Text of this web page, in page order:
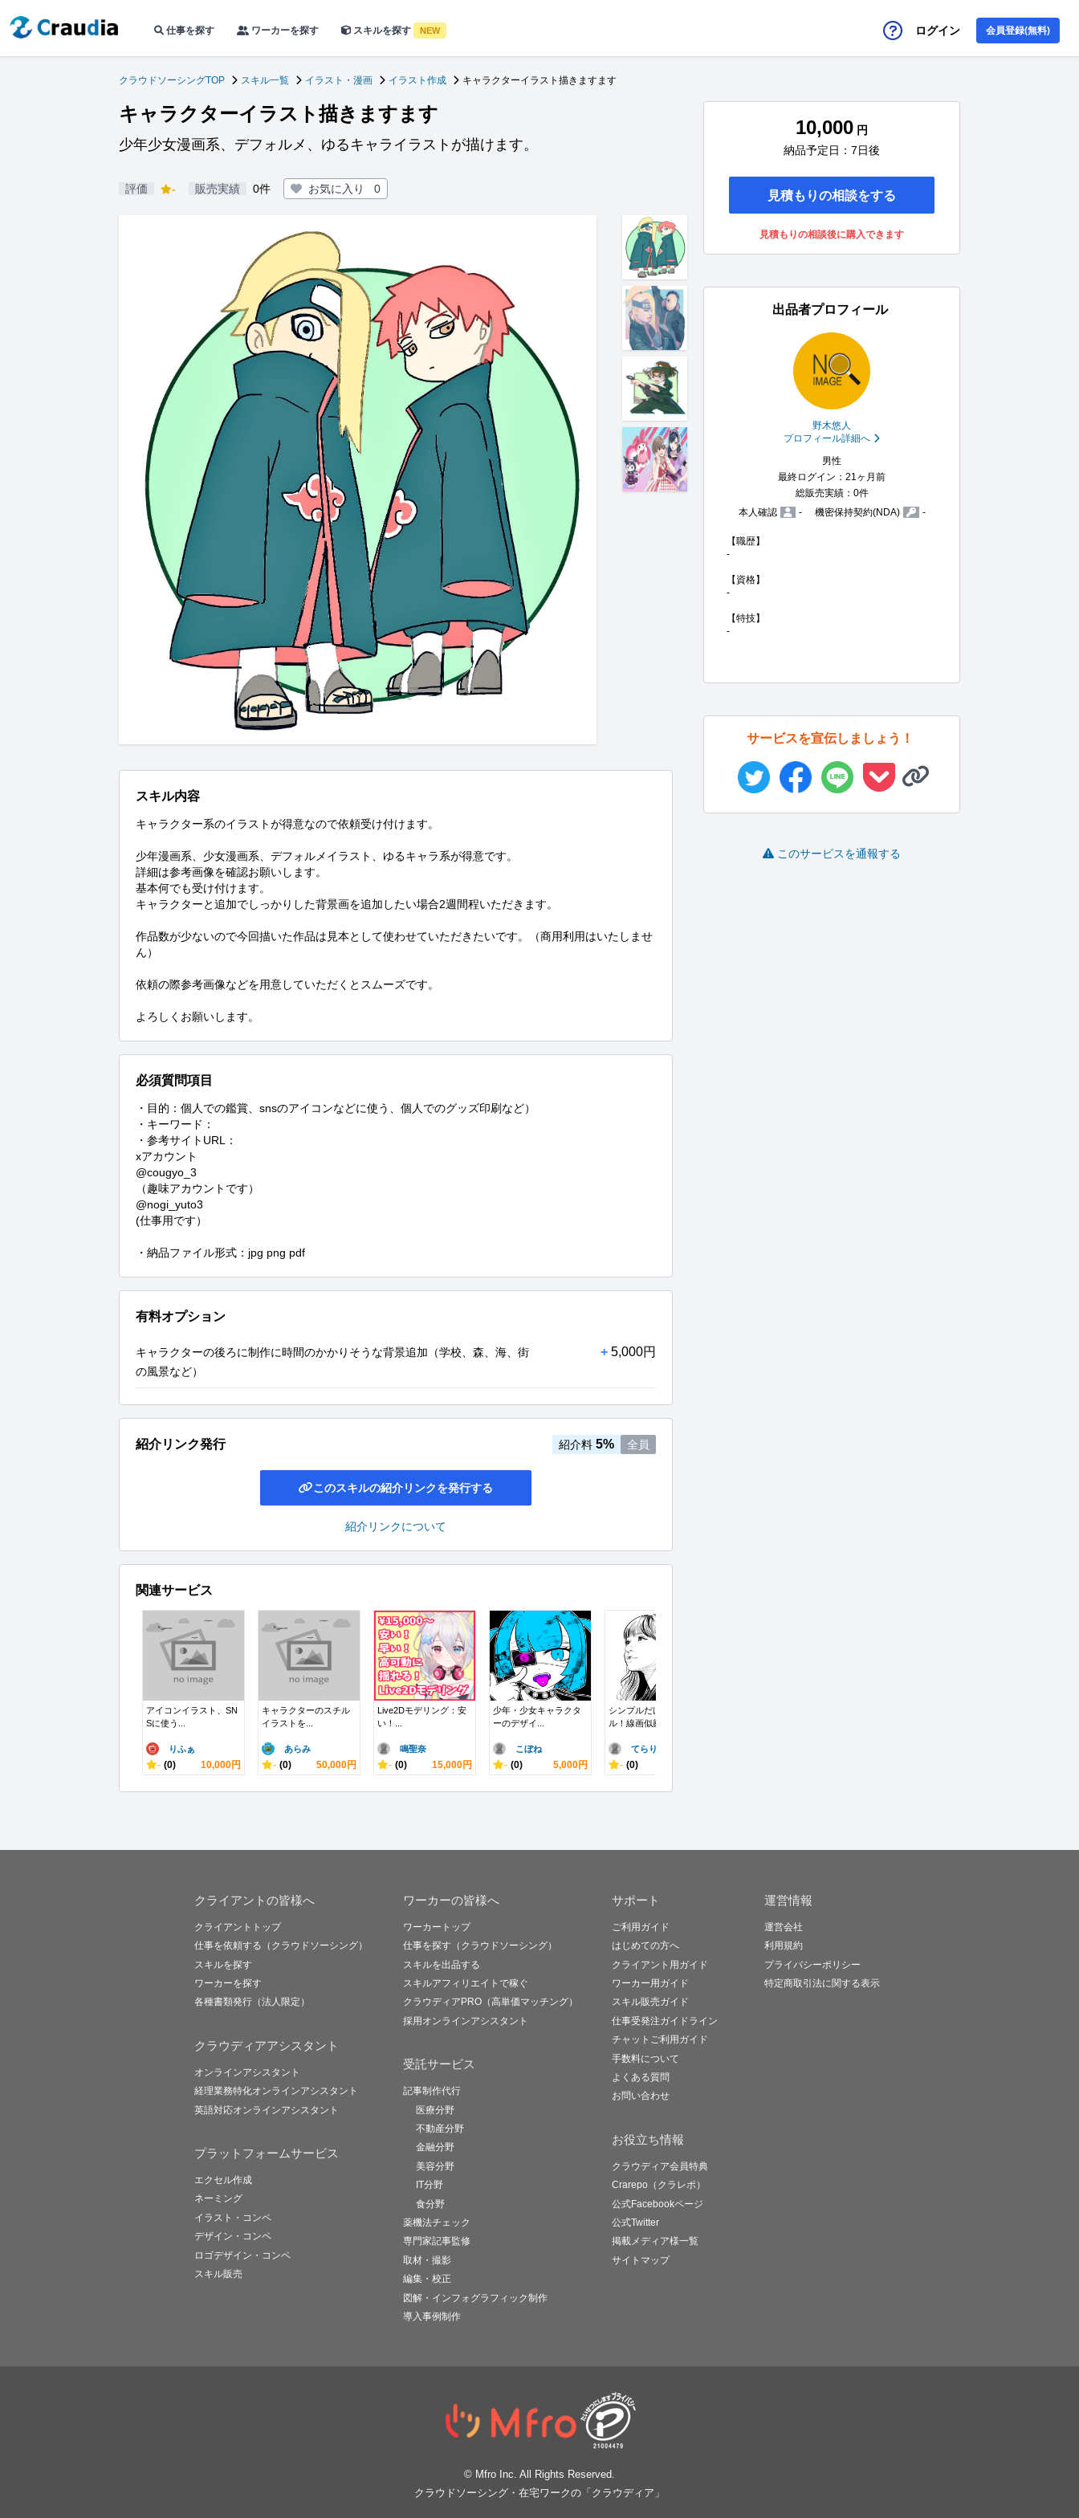
仕事を探す ワーカーを探す スキルを探す NEW ログイン 会員登録(無料)
クラウドソーシングTOP スキル一覧 イラスト・漫画 イラスト作成 キャラクターイラスト描きますます
キャラクターイラスト描きますます
少年少女漫画系、デフォルメ、ゆるキャライラストが描けます。
評価 - 販売実績 0件 お気に入り 0
スキル内容
キャラクター系のイラストが得意なので依頼受け付けます。
少年漫画系、少女漫画系、デフォルメイラスト、ゆるキャラ系が得意です。
詳細は参考画像を確認お願いします。
基本何でも受け付けます。
キャラクターと追加でしっかりした背景画を追加したい場合2週間程いただきます。
作品数が少ないので今回描いた作品は見本として使わせていただきたいです。（商用利用はいたしませ
ん）
依頼の際参考画像などを用意していただくとスムーズです。
よろしくお願いします。
必須質問項目
・目的：個人での鑑賞、snsのアイコンなどに使う、個人でのグッズ印刷など）
・キーワード：
・参考サイトURL：
xアカウント
@cougyo_3
（趣味アカウントです）
@nogi_yuto3
(仕事用です）
・納品ファイル形式：jpg png pdf
有料オプション
キャラクターの後ろに制作に時間のかかりそうな背景追加（学校、森、海、街
の風景など）
+ 5,000円
紹介リンク発行 紹介料 5% 全員
このスキルの紹介リンクを発行する
紹介リンクについて
関連サービス
アイコンイラスト、SN
Sに使う...
りふぁ
- (0) 10,000円
キャラクターのスチル
イラストを...
あらみ
- (0) 50,000円
Live2Dモデリング：安
い！...
鳴聖奈
- (0) 15,000円
少年・少女キャラクタ
ーのデザイ...
こぼね
- (0) 5,000円
シンプルだけどリア
ル！線画似顔...
てらりん
- (0)
10,000 円
納品予定日：7日後
見積もりの相談をする
見積もりの相談後に購入できます
出品者プロフィール
野木悠人
プロフィール詳細へ
男性
最終ログイン：21ヶ月前
総販売実績：0件
本人確認
- 機密保持契約(NDA) -
【職歴】
-
【資格】
-
【特技】
-
サービスを宣伝しましょう！
このサービスを通報する
クライアントの皆様へ
クライアントトップ
仕事を依頼する（クラウドソーシング）
スキルを探す
ワーカーを探す
各種書類発行（法人限定）
クラウディアアシスタント
オンラインアシスタント
経理業務特化オンラインアシスタント
英語対応オンラインアシスタント
プラットフォームサービス
エクセル作成
ネーミング
イラスト・コンペ
デザイン・コンペ
ロゴデザイン・コンペ
スキル販売
ワーカーの皆様へ
ワーカートップ
仕事を探す（クラウドソーシング）
スキルを出品する
スキルアフィリエイトで稼ぐ
クラウディアPRO（高単価マッチング）
採用オンラインアシスタント
受託サービス
記事制作代行
医療分野
不動産分野
金融分野
美容分野
IT分野
食分野
薬機法チェック
専門家記事監修
取材・撮影
編集・校正
図解・インフォグラフィック制作
導入事例制作
サポート
ご利用ガイド
はじめての方へ
クライアント用ガイド
ワーカー用ガイド
スキル販売ガイド
仕事受発注ガイドライン
チャットご利用ガイド
手数料について
よくある質問
お問い合わせ
お役立ち情報
クラウディア会員特典
Crarepo（クラレポ）
公式Facebookページ
公式Twitter
掲載メディア様一覧
サイトマップ
運営情報
運営会社
利用規約
プライバシーポリシー
特定商取引法に関する表示
© Mfro Inc. All Rights Reserved.
クラウドソーシング・在宅ワークの「クラウディア」